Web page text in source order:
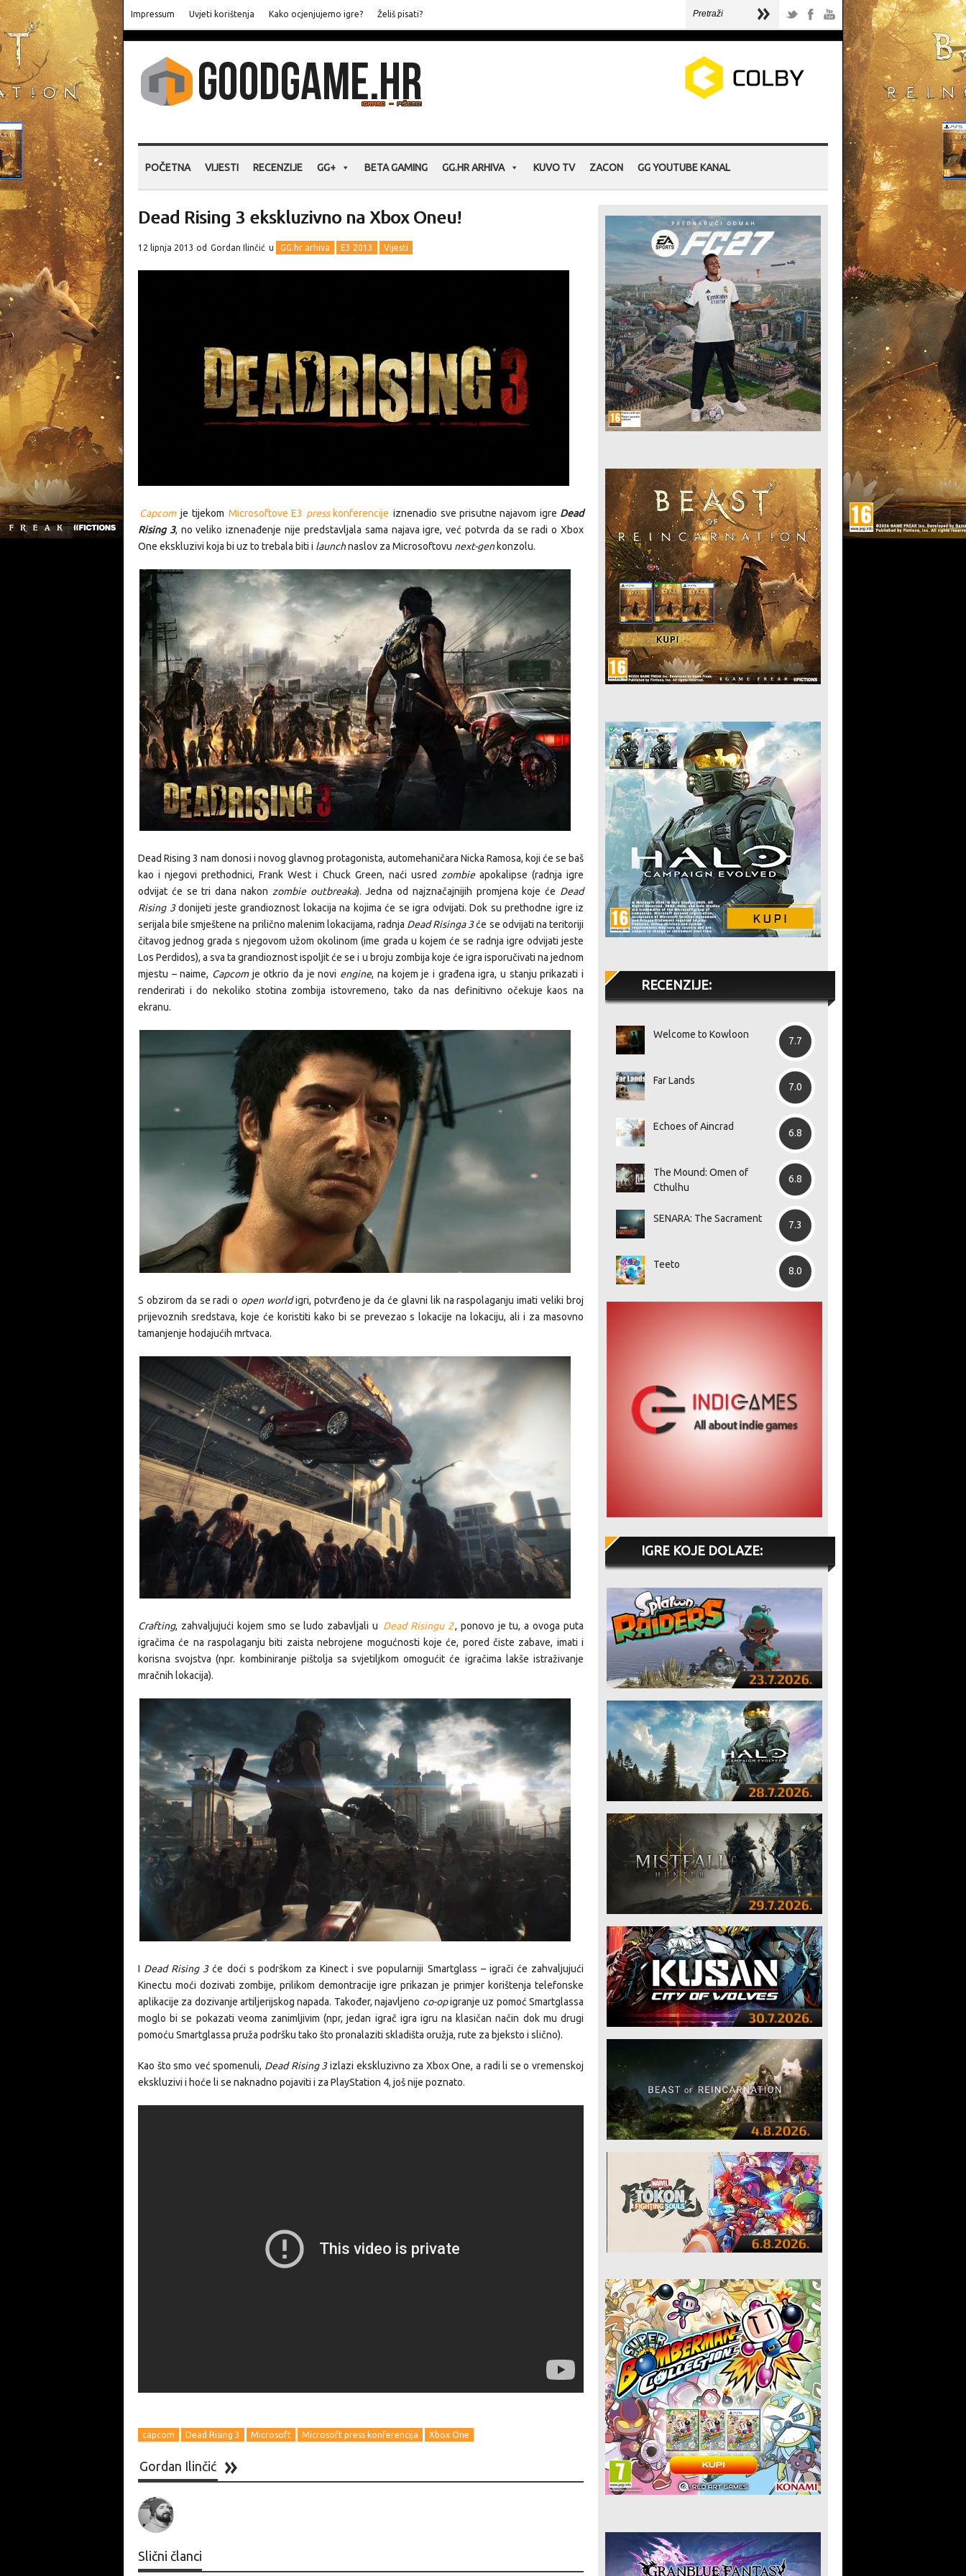
Impressum Uvjeti korištenja Kako ocjenjujemo igre? Želiš pisati?
POČETNA VIJESTI RECENZIJE GG+ BETA GAMING GG.HR ARHIVA KUVO TV ZACON GG YOUTUBE KANAL
Dead Rising 3 ekskluzivno na Xbox Oneu!
12 lipnja 2013 od Gordan Ilinčić u GG.hr arhiva E3 2013 Vijesti
Capcom je tijekom Microsoftove E3 presskonferencije iznenadio sve prisutne najavom igre Dead
Rising 3, no veliko iznenađenje nije predstavljala sama najava igre, već potvrda da se radi o Xbox
One ekskluzivi koja bi uz to trebala biti i launchnaslov za Microsoftovu next-genkonzolu.
Dead Rising 3 nam donosi i novog glavnog protagonista, automehaničara Nicka Ramosa, koji će se baš
kao i njegovi prethodnici, Frank West i Chuck Green, naći usred zombieapokalipse (radnja igre
odvijat će se tri dana nakon zombie outbreaka). Jedna od najznačajnijih promjena koje će Dead
Rising 3donijeti jeste grandioznost lokacija na kojima će se igra odvijati. Dok su prethodne igre iz
serijala bile smještene na prilično malenim lokacijama, radnja Dead Risinga 3će se odvijati na teritoriji
čitavog jednog grada s njegovom užom okolinom (ime grada u kojem će se radnja igre odvijati jeste
Los Perdidos), a sva ta grandioznost ispoljit će se i u broju zombija koje će igra isporučivati na jednom
mjestu – naime, Capcomje otkrio da je novi engine, na kojem je i građena igra, u stanju prikazati i
renderirati i do nekoliko stotina zombija istovremeno, tako da nas definitivno očekuje kaos na
ekranu.
S obzirom da se radi o open worldigri, potvrđeno je da će glavni lik na raspolaganju imati veliki broj
prijevoznih sredstava, koje će koristiti kako bi se prevezao s lokacije na lokaciju, ali i za masovno
tamanjenje hodajućih mrtvaca.
Crafting, zahvaljujući kojem smo se ludo zabavljali u Dead Risingu 2, ponovo je tu, a ovoga puta
igračima će na raspolaganju biti zaista nebrojene mogućnosti koje će, pored čiste zabave, imati i
korisna svojstva (npr. kombiniranje pištolja sa svjetiljkom omogućit će igračima lakše istraživanje
mračnih lokacija).
I Dead Rising 3će doći s podrškom za Kinect i sve popularniji Smartglass – igrači će zahvaljujući
Kinectu moći dozivati zombije, prilikom demontracije igre prikazan je primjer korištenja telefonske
aplikacije za dozivanje artiljerijskog napada. Također, najavljeno co-opigranje uz pomoć Smartglassa
moglo bi se pokazati veoma zanimljivim (npr, jedan igrač igra igru na klasičan način dok mu drugi
pomoću Smartglassa pruža podršku tako što pronalaziti skladišta oružja, rute za bjeksto i slično).
Kao što smo već spomenuli, Dead Rising 3izlazi ekskluzivno za Xbox One, a radi li se o vremenskoj
ekskluzivi i hoće li se naknadno pojaviti i za PlayStation 4, još nije poznato.
capcom Dead Rising 3 Microsoft Microsoft press konferencija Xbox One
Gordan Ilinčić
Slični članci
RECENZIJE:
Welcome to Kowloon
7.7
Far Lands
7.0
Echoes of Aincrad
6.8
The Mound: Omen of
Cthulhu
6.8
SENARA: The Sacrament
7.3
Teeto
8.0
IGRE KOJE DOLAZE: